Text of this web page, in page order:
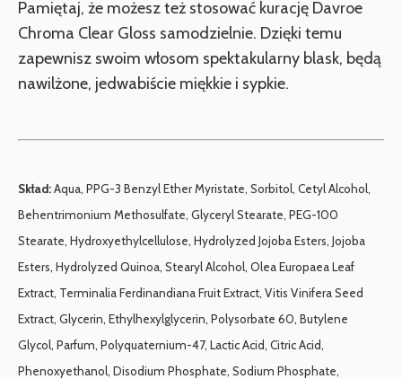
Pamiętaj, że możesz też stosować kurację Davroe
Chroma Clear Gloss samodzielnie. Dzięki temu
zapewnisz swoim włosom spektakularny blask, będą
nawilżone, jedwabiście miękkie i sypkie.
Skład:Aqua, PPG-3 Benzyl Ether Myristate, Sorbitol, Cetyl Alcohol,
Behentrimonium Methosulfate, Glyceryl Stearate, PEG-100
Stearate, Hydroxyethylcellulose, Hydrolyzed Jojoba Esters, Jojoba
Esters, Hydrolyzed Quinoa, Stearyl Alcohol, Olea Europaea Leaf
Extract, Terminalia Ferdinandiana Fruit Extract, Vitis Vinifera Seed
Extract, Glycerin, Ethylhexylglycerin, Polysorbate 60, Butylene
Glycol, Parfum, Polyquaternium-47, Lactic Acid, Citric Acid,
Phenoxyethanol, Disodium Phosphate, Sodium Phosphate,